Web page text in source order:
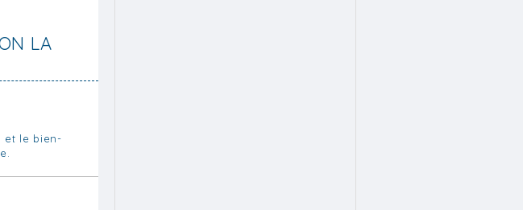
LA
et le bien-